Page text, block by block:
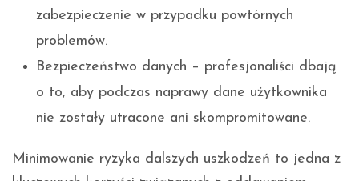
zabezpieczenie w przypadku powtórnych
problemów.
Bezpieczeństwo danych – profesjonaliści dbają
o to, aby podczas naprawy dane użytkownika
nie zostały utracone ani skompromitowane.
Minimowanie ryzyka dalszych uszkodzeń to jedna z